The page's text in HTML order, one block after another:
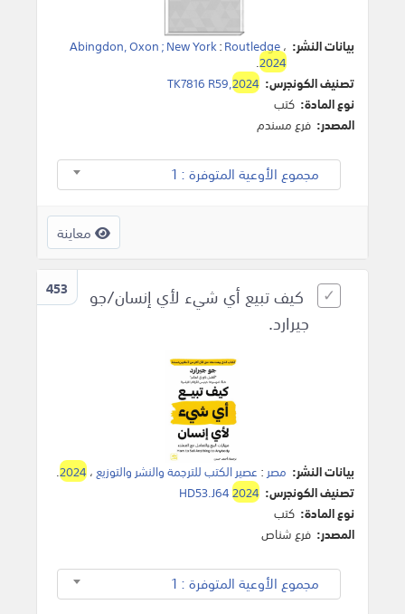
بيانات النشر: Abingdon, Oxon ; New York:Routledge،
2024
.
تصنيف الكونجرس:
TK7816 R59,2024
نوع المادة: كتب
المصدر: فرع مسندم
مجموع الأوعية المتوفرة : 1
معاينة
453
كيف تبيع أي شيء لأي إنسان/جو
جيرارد.
بيانات النشر: مصر : عصير الكتب للترجمة والنشر والتوزيع،2024
.
تصنيف الكونجرس:
HD53.J642024
نوع المادة: كتب
المصدر: فرع شناص
مجموع الأوعية المتوفرة : 1